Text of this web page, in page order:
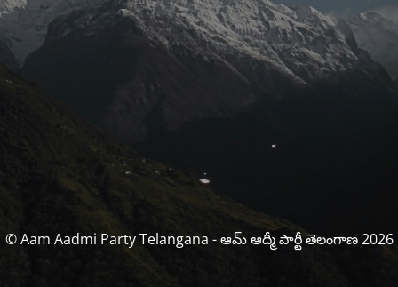
© Aam Aadmi Party Telangana - ఆమ్ ఆద్మీ పార్టీ తెలంగాణ 2026